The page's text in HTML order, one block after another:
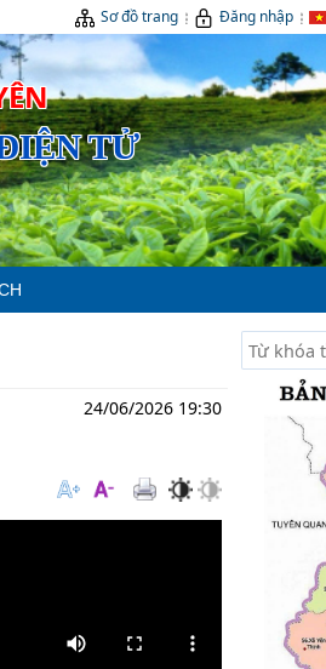
Sơ đồ trang Đăng nhập
TỬ
24/06/2026 19:30